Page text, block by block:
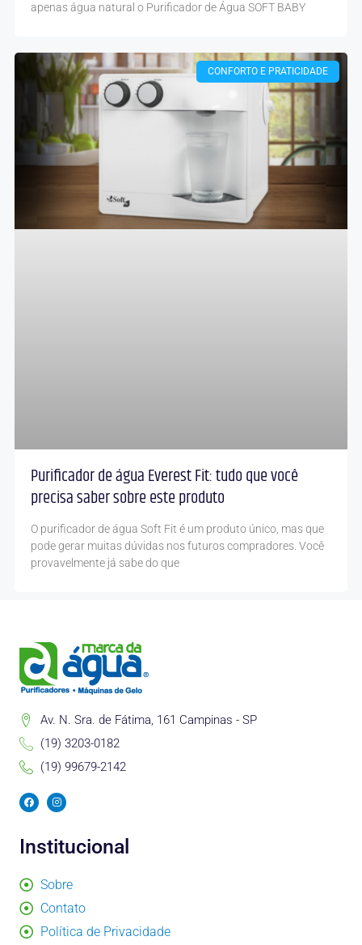
apenas água natural o Purificador de Água SOFT BABY
CONFORTO E PRATICIDADE
Purificador de água Everest Fit: tudo que você
precisa saber sobre este produto
O purificador de água Soft Fit é um produto único, mas que
pode gerar muitas dúvidas nos futuros compradores. Você
provavelmente já sabe do que
Av. N. Sra. de Fátima, 161 Campinas - SP
(19) 3203-0182
(19) 99679-2142
F
a
c
o
o
I
n
s
g
r
Institucional
Sobre
Contato
Política de Privacidade